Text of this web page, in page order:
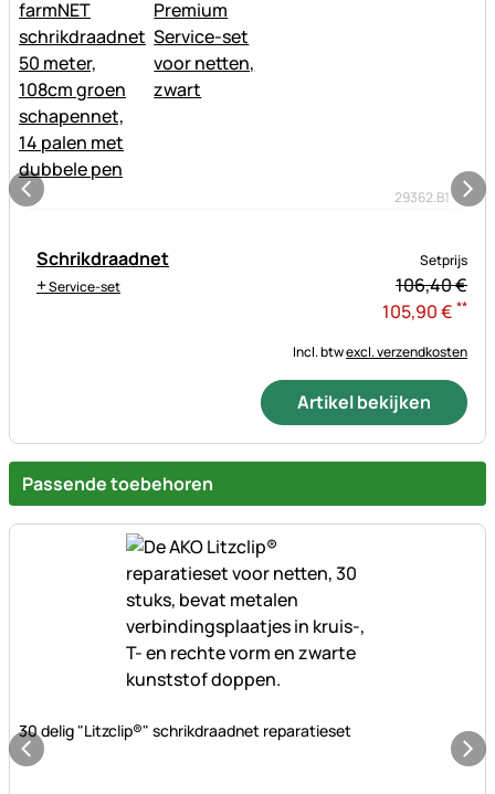
29362.B1
Schrikdraadnet
+Service-set
Setprijs
106,40€
105,90€ **
Incl. btwexcl. verzendkosten
Artikel bekijken
Passende toebehoren
30 delig "Litzclip®" schrikdraadnet reparatieset